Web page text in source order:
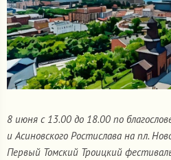
8 июня с 13.00 до 18.00 по
и Асиновского Ростислава на пл.
Первый Томский Троицкий